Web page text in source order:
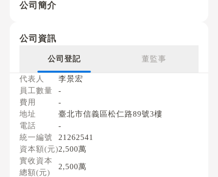
公司簡介
公司資訊
公司登記 董監事
代表人
李景宏
員工數量
-
費用
-
地址
臺北市信義區松仁路89號3樓
電話
-
統一編號
21262541
資本額(元)2,500萬
實收資本
總額(元)
2,500萬